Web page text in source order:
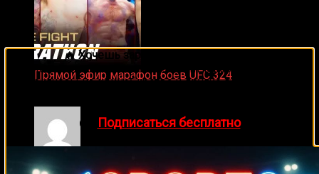
Прямой эфир марафон боев UFC 324
Денис on Майк Тайсон – Трент Синглетон
🔥 Хочешь зарабатывать на спорте?
Подписывайся на наш Telegram-канал
прогнозы на единоборства и другие виды спорта
👉 Подписаться бесплатно